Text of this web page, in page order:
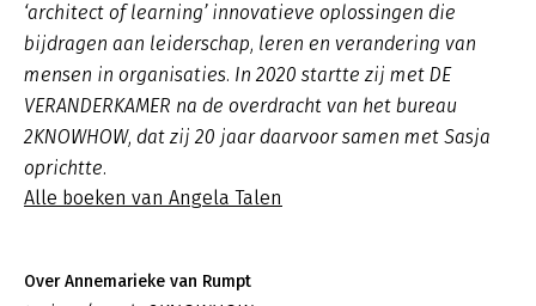
‘architect of learning’ innovatieve oplossingen die
bijdragen aan leiderschap, leren en verandering van
mensen in organisaties. In 2020 startte zij met DE
VERANDERKAMER na de overdracht van het bureau
2KNOWHOW, dat zij 20 jaar daarvoor samen met Sasja
oprichtte.
Alle boeken van Angela Talen
Over Annemarieke van Rumpt